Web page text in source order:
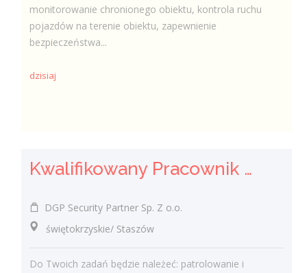
monitorowanie chronionego obiektu, kontrola ruchu
pojazdów na terenie obiektu, zapewnienie
bezpieczeństwa...
dzisiaj
Kwalifikowany Pracownik / Kwalifikowana Pracowniczka Ochrony
DGP Security Partner Sp. Z o.o.
świętokrzyskie/ Staszów
Do Twoich zadań będzie należeć: patrolowanie i